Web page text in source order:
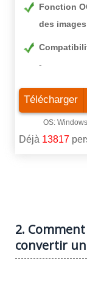
Fonction
des
Télécharger
Déjà 13817
2.
convertir